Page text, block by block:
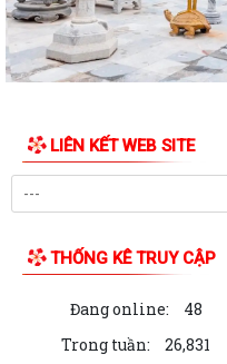
QUYẾT ĐỊNH Về việc công bố
đổi, bổ sung thuộc phạm vi
QUYẾT ĐỊNH tháng năm 2026
QUYẾT ĐỊNH Về việc công bố
mới lĩnh vực điện lực thuộc
NGHỊ BÁO CÁO VIÊN THÀNH
HÀNH CHÍNH CỦA ĐẢNG TRÊN
XÃ VĨNH AM TỔ CHỨC LỄ
LIÊN KẾT WEB SITE
THỐNG KÊ TRUY CẬP
Đang online: 48
Trong tuần:
26,831